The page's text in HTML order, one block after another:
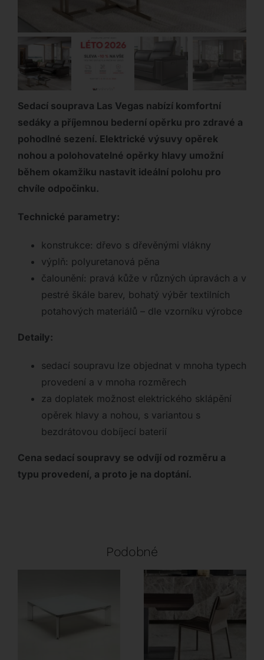
Sedací souprava Las Vegas nabízí komfortní
sedáky a příjemnou bederní opěrku pro zdravé a
pohodlné sezení. Elektrické výsuvy opěrek
nohou a polohovatelné opěrky hlavy umožní
během okamžiku nastavit ideální polohu pro
chvíle odpočinku.
Technické parametry:
konstrukce: dřevo s dřevěnými vlákny
výplň: polyuretanová pěna
čalounění: pravá kůže v různých úpravách a v
pestré škále barev, bohatý výběr textilních
potahových materiálů – dle vzorníku výrobce
Detaily:
sedací soupravu lze objednat v mnoha typech
provedení a v mnoha rozměrech
za doplatek možnost elektrického sklápění
opěrek hlavy a nohou, s variantou s
bezdrátovou dobíjecí baterií
Cena sedací soupravy se odvíjí od rozměru a
typu provedení, a proto je na doptání.
Podobné